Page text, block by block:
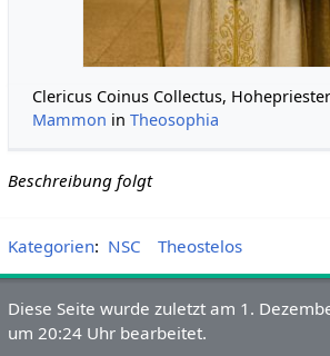
Clericus Coinus Collectus,
Mammon inTheosophia
Beschreibung folgt
Kategorien: NSC Theostelos
Diese Seite wurde zuletzt am 1.
um 20:24 Uhr bearbeitet.